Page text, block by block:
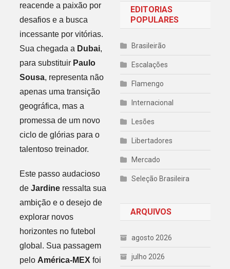
reacende a paixão por
desafios e a busca
incessante por vitórias.
Sua chegada a Dubai,
para substituir Paulo
Sousa, representa não
apenas uma transição
geográfica, mas a
promessa de um novo
ciclo de glórias para o
talentoso treinador.
Este passo audacioso
de Jardineressalta sua
ambição e o desejo de
explorar novos
horizontes no futebol
global. Sua passagem
pelo América-MEX foi
EDITORIAS
POPULARES
Brasileirão
Escalações
Flamengo
Internacional
Lesões
Libertadores
Mercado
Seleção Brasileira
ARQUIVOS
agosto 2026
julho 2026